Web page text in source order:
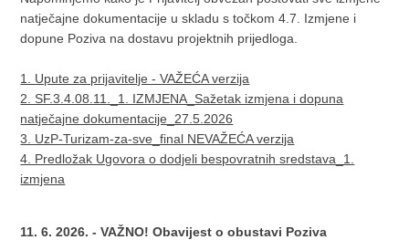
natječajne dokumentacije u skladu s točkom 4.7. Izmjene i
dopune Poziva na dostavu projektnih prijedloga.
1. Upute za prijavitelje - VAŽEĆA verzija
2. SF.3.4.08.11._1. IZMJENA_Sažetak izmjena i dopuna
natječajne dokumentacije_27.5.2026
3. UzP-Turizam-za-sve_final NEVAŽEĆA verzija
4. Predložak Ugovora o dodjeli bespovratnih sredstava_1.
izmjena
11. 6. 2026. - VAŽNO! Obavijest o obustavi Poziva